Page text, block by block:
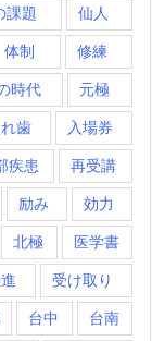
課題 仙人
体制 修練
時代 元極
れ歯 入場券
疾患 再受講
励み 効力
北極 医学書
受け取り
台中 台南